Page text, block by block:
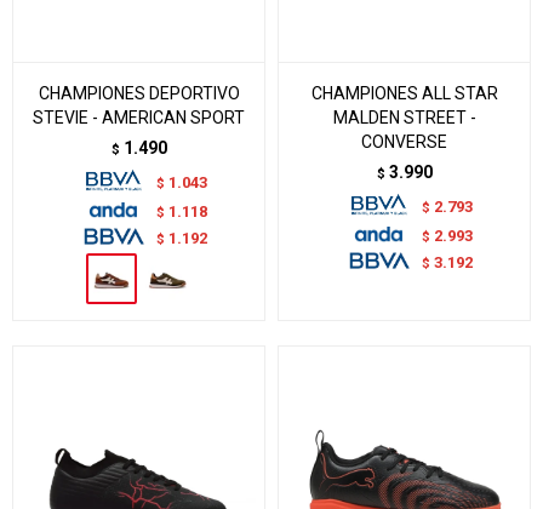
CHAMPIONES DEPORTIVO
STEVIE - AMERICAN SPORT
$ 1.490
$ 1.043
$ 1.118
$ 1.192
CHAMPIONES ALL STAR
MALDEN STREET -
CONVERSE
$ 3.990
$ 2.793
$ 2.993
$ 3.192